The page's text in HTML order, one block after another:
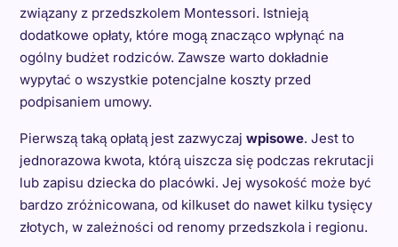
związany z przedszkolem Montessori. Istnieją
dodatkowe opłaty, które mogą znacząco wpłynąć na
ogólny budżet rodziców. Zawsze warto dokładnie
wypytać o wszystkie potencjalne koszty przed
podpisaniem umowy.
Pierwszą taką opłatą jest zazwyczaj wpisowe. Jest to
jednorazowa kwota, którą uiszcza się podczas rekrutacji
lub zapisu dziecka do placówki. Jej wysokość może być
bardzo zróżnicowana, od kilkuset do nawet kilku tysięcy
złotych, w zależności od renomy przedszkola i regionu.